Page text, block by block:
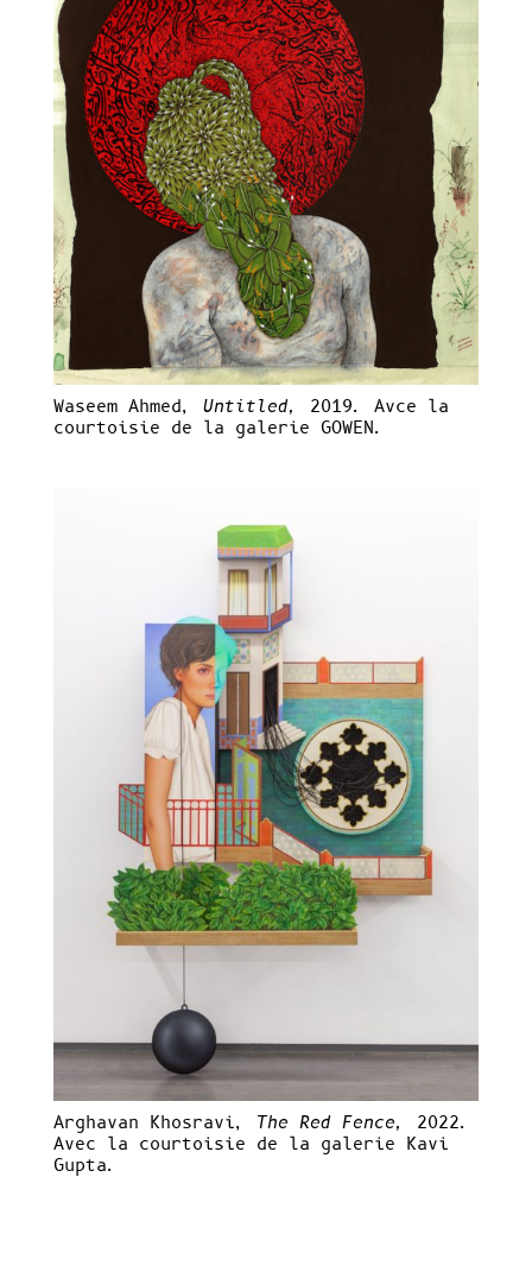
Waseem Ahmed, Untitled,
2019. Avce la
courtoisie de la galerie GOWEN.
Arghavan Khosravi, The Red Fence,
2022.
Avec la courtoisie de la galerie Kavi
Gupta.